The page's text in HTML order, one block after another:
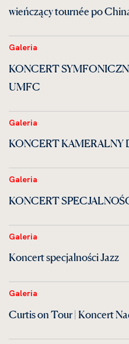
wieńczący tournée po
Galeria
KONCERT
UMFC
Galeria
KONCERT
Galeria
KONCERT
Galeria
Koncert specjalności Jazz
Galeria
Curtis on Tour | Koncert